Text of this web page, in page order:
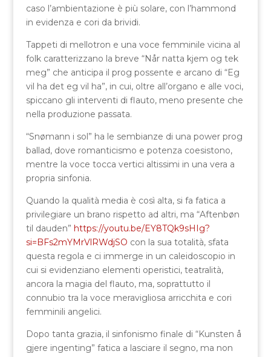
caso l’ambientazione è più solare, con l’hammond
in evidenza e cori da brividi.
Tappeti di mellotron e una voce femminile vicina al
folk caratterizzano la breve “Når natta kjem og tek
meg” che anticipa il prog possente e arcano di “Eg
vil ha det eg vil ha”, in cui, oltre all’organo e alle voci,
spiccano gli interventi di flauto, meno presente che
nella produzione passata.
“Snømann i sol” ha le sembianze di una power prog
ballad, dove romanticismo e potenza coesistono,
mentre la voce tocca vertici altissimi in una vera a
propria sinfonia.
Quando la qualità media è così alta, si fa fatica a
privilegiare un brano rispetto ad altri, ma “Aftenbøn
til dauden” https://youtu.be/EY8TQk9sHIg?
si=BFs2mYMrVlRWdjSO con la sua totalità, sfata
questa regola e ci immerge in un caleidoscopio in
cui si evidenziano elementi operistici, teatralità,
ancora la magia del flauto, ma, soprattutto il
connubio tra la voce meravigliosa arricchita e cori
femminili angelici.
Dopo tanta grazia, il sinfonismo finale di “Kunsten å
gjere ingenting” fatica a lasciare il segno, ma non